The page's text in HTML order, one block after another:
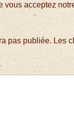
vous acceptez
pas publiée. Les